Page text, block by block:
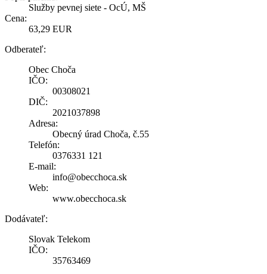
Služby pevnej siete - OcÚ, MŠ
Cena:
63,29 EUR
Odberateľ:
Obec Choča
IČO:
00308021
DIČ:
2021037898
Adresa:
Obecný úrad Choča, č.55
Telefón:
0376331 121
E-mail:
info@obecchoca.sk
Web:
www.obecchoca.sk
Dodávateľ:
Slovak Telekom
IČO:
35763469